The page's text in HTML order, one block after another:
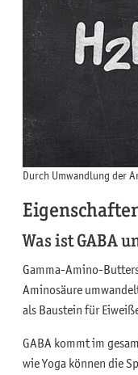
Durch Umwandlung der
Was ist GABA
Gamma-Amino-
Aminosäure
als Baustein für
GABA kommt im
wie Yoga können die